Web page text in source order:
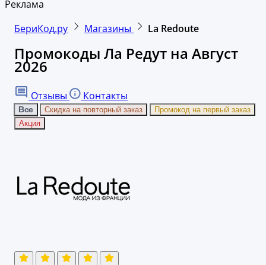
Реклама
БериКод.ру
Магазины La Redoute
Промокоды Ла Редут на Август
2026
Отзывы Контакты
Все Скидка на повторный заказ
Промокод на первый заказ
Акция